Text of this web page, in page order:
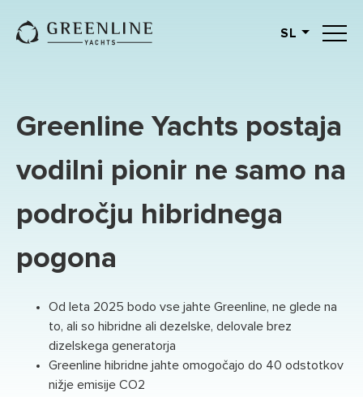
SL
French
Turkish
Russian
Greenline Yachts postaja
vodilni pionir ne samo na
področju hibridnega
pogona
Od leta 2025 bodo vse jahte Greenline, ne glede na
to, ali so hibridne ali dezelske, delovale brez
dizelskega generatorja
Greenline hibridne jahte omogočajo do 40 odstotkov
nižje emisije CO2